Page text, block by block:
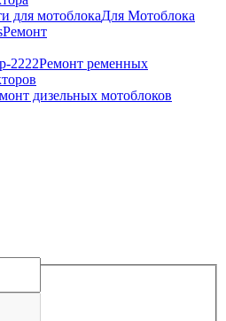
Для Мотоблока
Ремонт
Ремонт ременных
дизельных мотоблоков